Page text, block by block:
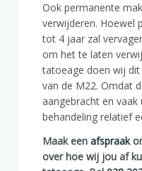
Ook permanente
verwijderen. Hoewel
tot 4 jaar zal
om het te laten
tatoeage doen wij
van de M22. Omdat
aangebracht en
behandeling relatief
Maak een afspraak
over hoe wij jou af